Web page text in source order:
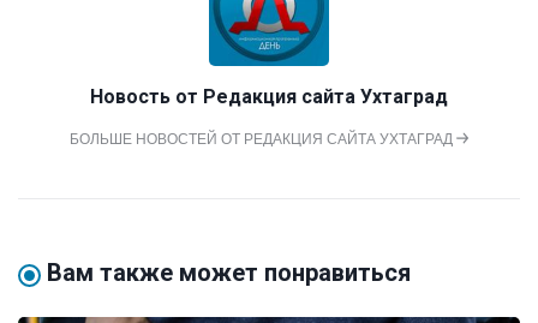
Новость от Редакция сайта Ухтаград
БОЛЬШЕ НОВОСТЕЙ ОТ РЕДАКЦИЯ САЙТА УХТАГРАД
Вам также может понравиться